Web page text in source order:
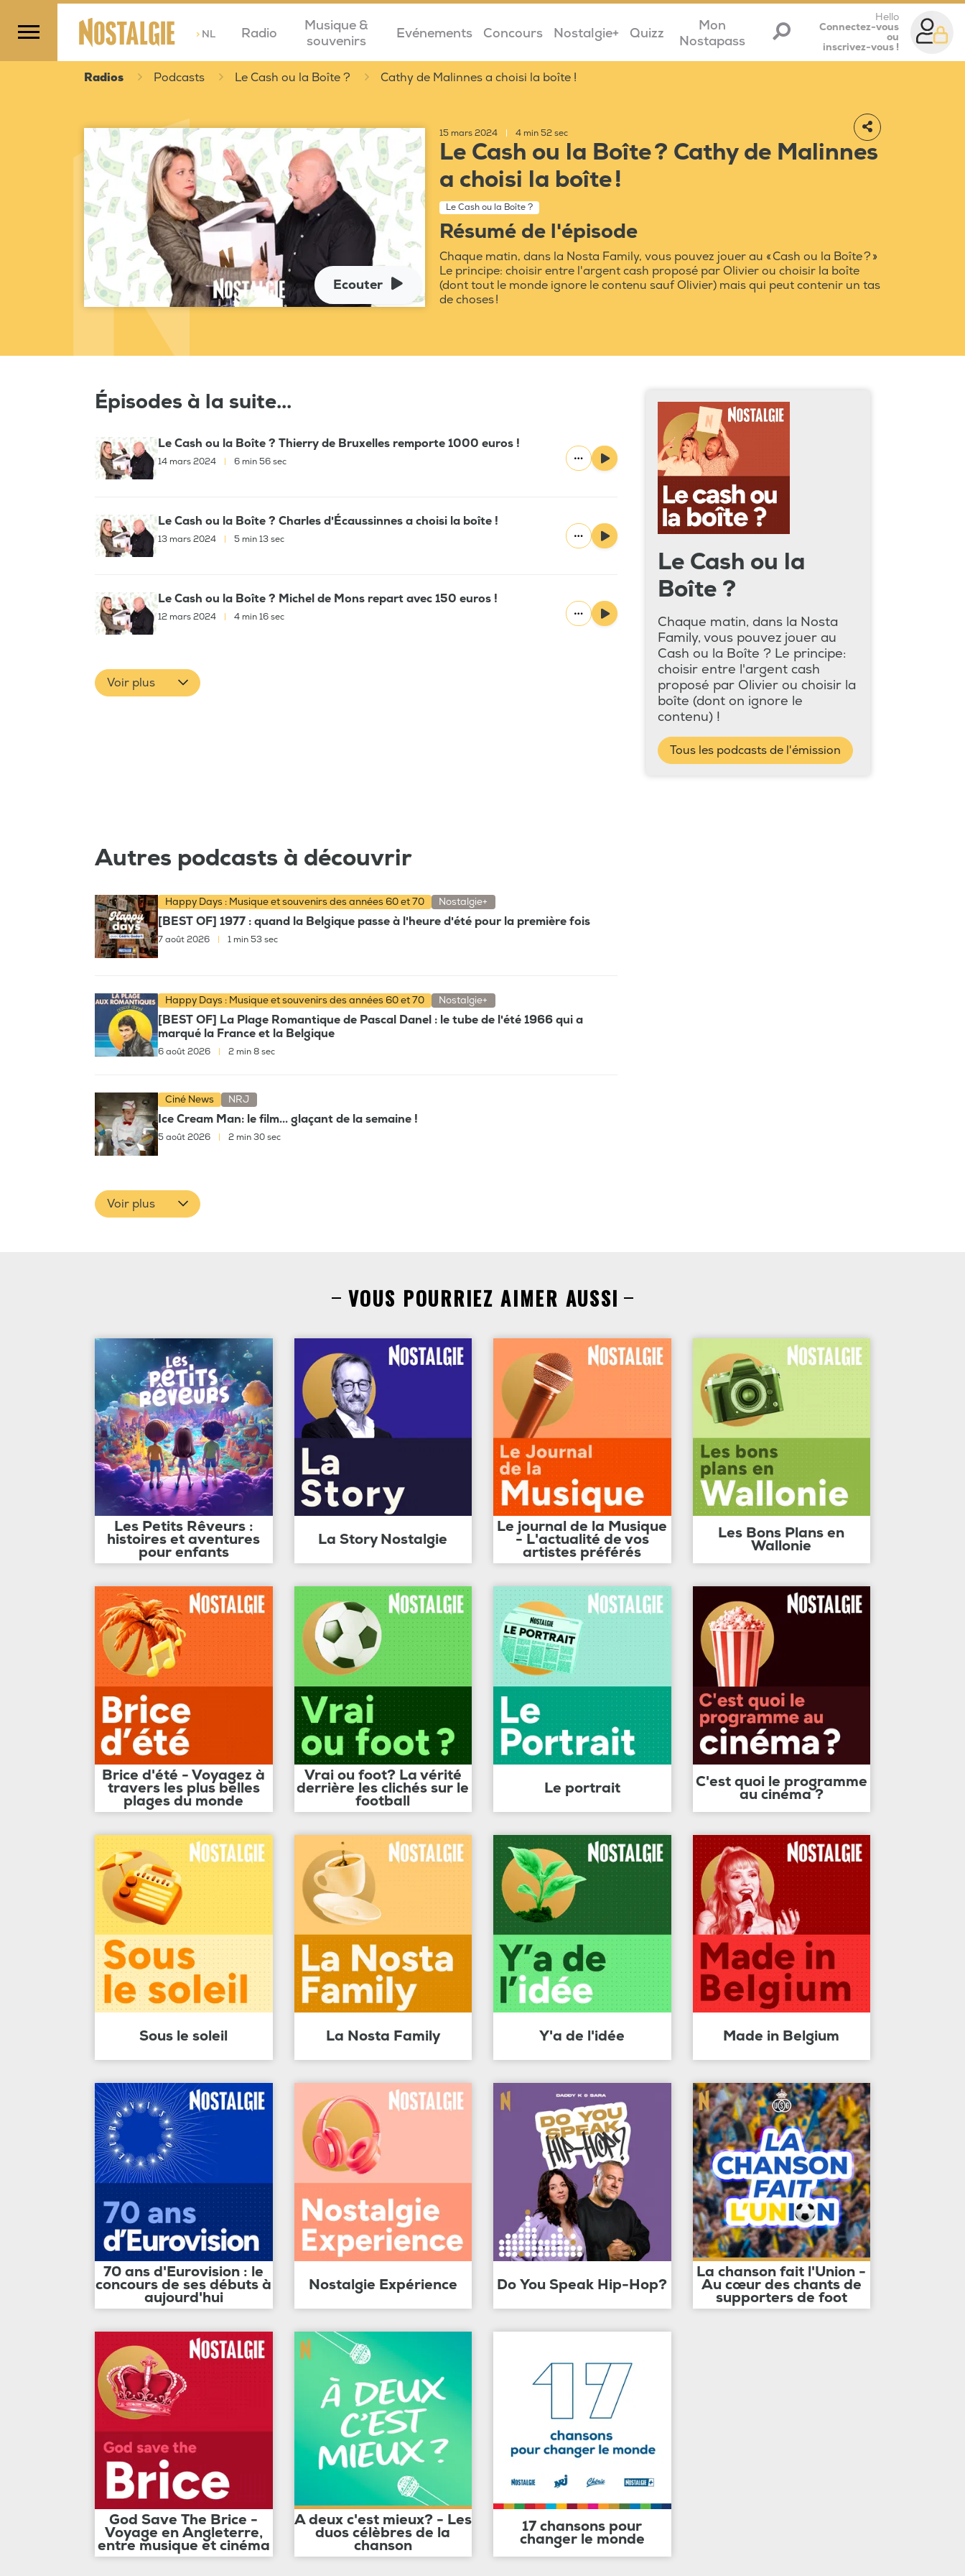
>NL Radio
Musique &
souvenirs
Evénements Concours Nostalgie+ Quizz
Mon
Nostapass
Hello
Connectez-vous
ou
inscrivez-vous !
Radios Podcasts Le Cash ou la Boîte ? Cathy de Malinnes a choisi la boîte !
Ecouter
15 mars 2024 4 min 52 sec
Le Cash ou la Boîte ? Cathy de Malinnes
a choisi la boîte !
Le Cash ou la Boîte ?
Résumé de l'épisode
Chaque matin, dans la Nosta Family, vous pouvez jouer au « Cash ou la Boîte ? »
Le principe: choisir entre l'argent cash proposé par Olivier ou choisir la boîte
(dont tout le monde ignore le contenu sauf Olivier) mais qui peut contenir un tas
de choses !
Épisodes à la suite...
Le Cash ou la Boîte ? Thierry de Bruxelles remporte 1000 euros !
14 mars 2024 6 min 56 sec
Le Cash ou la Boîte ? Charles d'Écaussinnes a choisi la boîte !
13 mars 2024 5 min 13 sec
Le Cash ou la Boîte ? Michel de Mons repart avec 150 euros !
12 mars 2024 4 min 16 sec
Voir plus
Le Cash ou la
Boîte ?
Chaque matin, dans la Nosta
Family, vous pouvez jouer au
Cash ou la Boîte ? Le principe:
choisir entre l'argent cash
proposé par Olivier ou choisir la
boîte (dont on ignore le
contenu) !
Tous les podcasts de l'émission
Autres podcasts à découvrir
Happy Days : Musique et souvenirs des années 60 et 70 Nostalgie+
[BEST OF] 1977 : quand la Belgique passe à l'heure d'été pour la première fois
7 août 2026 1 min 53 sec
Happy Days : Musique et souvenirs des années 60 et 70 Nostalgie+
[BEST OF] La Plage Romantique de Pascal Danel : le tube de l'été 1966 qui a
marqué la France et la Belgique
6 août 2026 2 min 8 sec
Ciné News NRJ
Ice Cream Man: le film... glaçant de la semaine !
5 août 2026 | 2 min 30 sec
Voir plus
VOUS POURRIEZ AIMER AUSSI
Les Petits Rêveurs :
histoires et aventures
pour enfants
La Story Nostalgie
Le journal de la Musique
- L'actualité de vos
artistes préférés
Les Bons Plans en
Wallonie
Brice d'été - Voyagez à
travers les plus belles
plages du monde
Vrai ou foot? La vérité
derrière les clichés sur le
football
Le portrait C'est quoi le programme
au cinéma ?
Sous le soleil La Nosta Family Y'a de l'idée Made in Belgium
70 ans d'Eurovision : le
concours de ses débuts à
aujourd'hui
Nostalgie Expérience Do You Speak Hip-Hop?
La chanson fait l'Union -
Au cœur des chants de
supporters de foot
God Save The Brice -
Voyage en Angleterre,
entre musique et cinéma
A deux c'est mieux? - Les
duos célèbres de la
chanson
17 chansons pour
changer le monde